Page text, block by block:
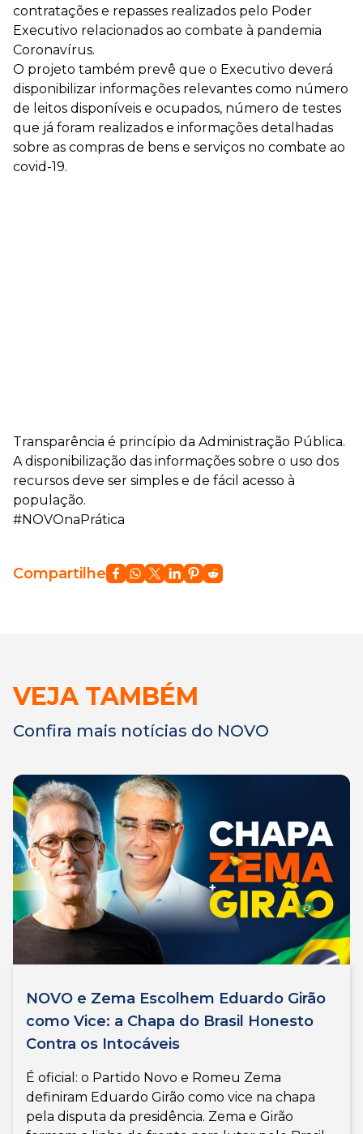
contratações e repasses realizados pelo Poder
Executivo relacionados ao combate à pandemia
Coronavírus.
O projeto também prevê que o Executivo deverá
disponibilizar informações relevantes como número
de leitos disponíveis e ocupados, número de testes
que já foram realizados e informações detalhadas
sobre as compras de bens e serviços no combate ao
covid-19.
Transparência é princípio da Administração Pública.
A disponibilização das informações sobre o uso dos
recursos deve ser simples e de fácil acesso à
população.
#NOVOnaPrática
Compartilhe
VEJA TAMBÉM
Confira mais notícias do NOVO
NOVO e Zema Escolhem Eduardo Girão
como Vice: a Chapa do Brasil Honesto
Contra os Intocáveis
É oficial: o Partido Novo e Romeu Zema
definiram Eduardo Girão como vice na chapa
pela disputa da presidência. Zema e Girão